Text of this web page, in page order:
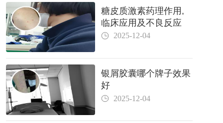
糖皮质激素药理作用,
临床应用及不良反应
2025-12-04
银屑胶囊哪个牌子效果
好
2025-12-04